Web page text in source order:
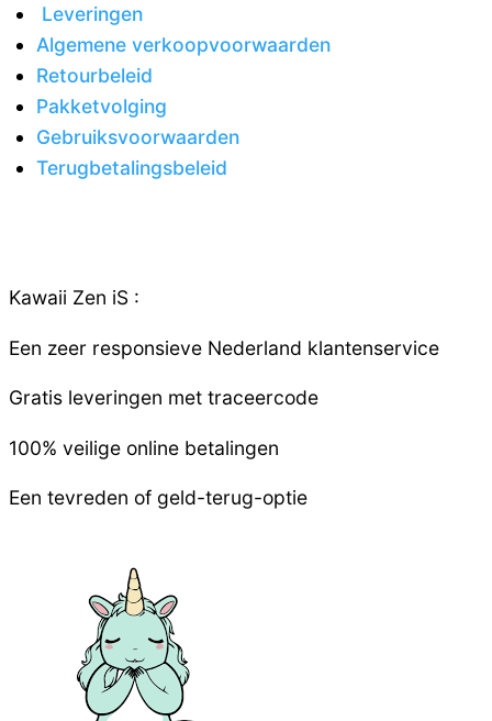
Leveringen
Algemene verkoopvoorwaarden
Retourbeleid
Pakketvolging
Gebruiksvoorwaarden
Terugbetalingsbeleid
Kawaii Zen iS :
Een zeer responsieve Nederland klantenservice
Gratis leveringen met traceercode
100% veilige online betalingen
Een tevreden of geld-terug-optie